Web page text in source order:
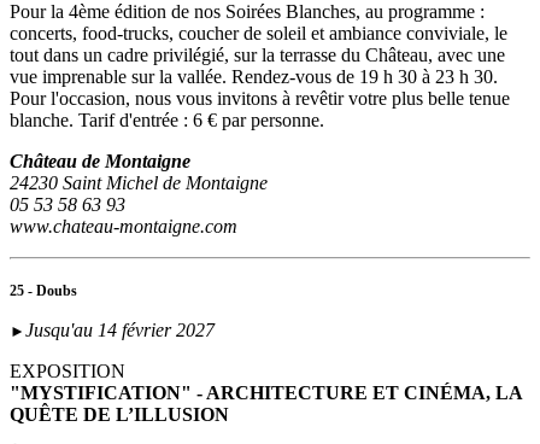
Pour la 4ème édition de nos Soirées Blanches, au programme :
concerts, food-trucks, coucher de soleil et ambiance conviviale, le
tout dans un cadre privilégié, sur la terrasse du Château, avec une
vue imprenable sur la vallée. Rendez-vous de 19 h 30 à 23 h 30.
Pour l'occasion, nous vous invitons à revêtir votre plus belle tenue
blanche. Tarif d'entrée : 6 € par personne.
Château de Montaigne
24230 Saint Michel de Montaigne
05 53 58 63 93
www.chateau-montaigne.com
25 - Doubs
► Jusqu'au 14 février 2027
EXPOSITION
"MYSTIFICATION" - ARCHITECTURE ET CINÉMA, LA
QUÊTE DE L’ILLUSION